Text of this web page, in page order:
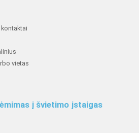
vietas
į švietimo įstaigas